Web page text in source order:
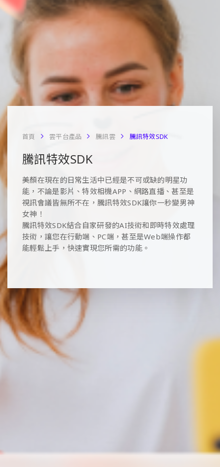
首頁 雲平台產品 騰訊雲 騰訊特效SDK
騰訊特效SDK
美顏在現在的日常生活中已經是不可或缺的明星功
能，不論是影片、特效相機APP、網路直播、甚至是
視訊會議皆無所不在，騰訊特效SDK讓你一秒變男神
女神！
騰訊特效SDK結合自家研發的AI技術和即時特效處理
技術，讓您在行動端、PC端，甚至是Web端操作都
能輕鬆上手，快速實現您所需的功能。